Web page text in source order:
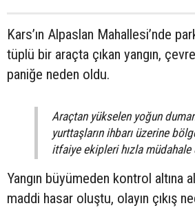
Kars’ın Alpaslan Mahallesi’nde
tüplü bir araçta çıkan yangın,
paniğe neden oldu.
Araçtan yükselen yoğun
yurttaşların ihbarı üzerine
itfaiye ekipleri hızla müdahale
Yangın büyümeden kontrol altına
maddi hasar oluştu, olayın çıkış